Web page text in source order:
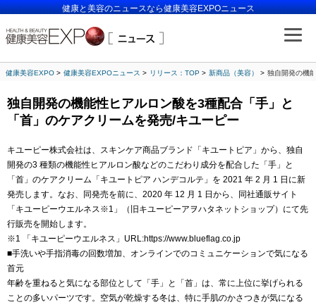
健康と美容のニュースなら健康美容EXPOニュース
健康美容EXPO 健康美容EXPOニュース リリース：TOP 新商品（美容） 独自開発の機
独自開発の機能性ヒアルロン酸を3種配合「手」と
「首」のケアクリームを発売/キユーピー
キユーピー株式会社は、スキンケア商品ブランド「キユートピア」から、独自
開発の3 種類の機能性ヒアルロン酸などのこだわり成分を配合した「手」と
「首」のケアクリーム「キユートピア ハンデコルテ」を 2021 年 2 月 1 日に新
発売します。なお、同発売を前に、2020 年 12 月 1 日から、同社通販サイト
「キユーピーウエルネス※1」（旧キユーピーアヲハタネットショップ）にて先
行販売を開始します。
※1 「キユーピーウエルネス」URL:https://www.blueflag.co.jp
■手洗いや手指消毒の回数増加、オンラインでのコミュニケーションで気になる
首元
年齢を重ねると気になる部位として「手」と「首」は、常に上位に挙げられる
ことの多いパーツです。空気が乾燥する冬は、特に手肌のかさつきが気になる